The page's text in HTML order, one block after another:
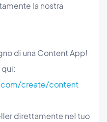
la nostra
di una Content App!
create/content
direttamente nel tuo